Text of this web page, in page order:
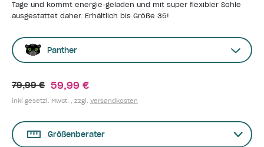
Tage und kommt energie-geladen und mit super flexibler Sohle
ausgestattet daher. Erhältlich bis Größe 35!
Panther
79,99 € 59,99 €
inkl gesetzl. MwSt. , zzgl. Versandkosten
Größenberater